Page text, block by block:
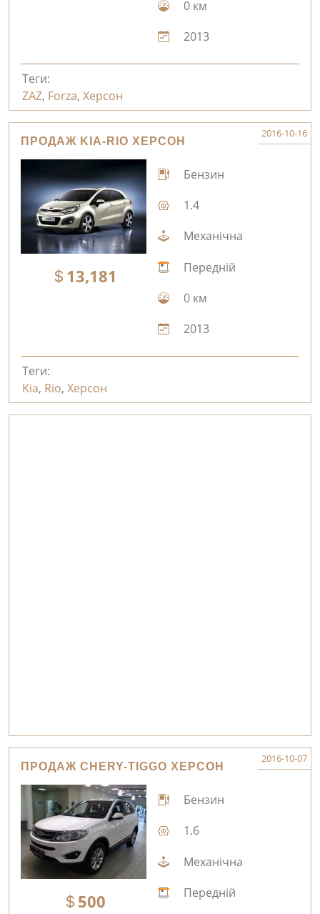
0 км
2013
Теги:
ZAZ, Forza, Херсон
ПРОДАЖ KIA-RIO ХЕРСОН
2016-10-16
13,181
Бензин
1.4
Механічна
Передній
0 км
2013
Теги:
Kia, Rio, Херсон
ПРОДАЖ CHERY-TIGGO ХЕРСОН
2016-10-07
500
Бензин
1.6
Механічна
Передній